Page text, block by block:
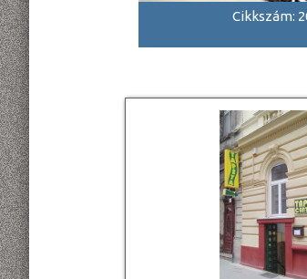
Cikkszám: